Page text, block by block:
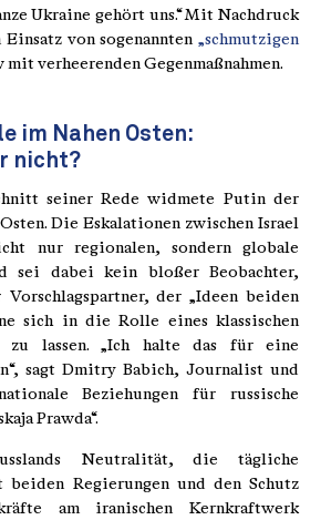
Ukraine gehört uns.“ Mit Nachdruck
von sogenannten „schmutzigen
verheerenden Gegenmaßnahmen.
im Nahen Osten:
nicht?
seiner Rede widmete Putin der
Die Eskalationen zwischen Israel
nur regionalen, sondern globale
sei dabei kein bloßer Beobachter,
der „Ideen beiden
sich in die Rolle eines klassischen
zu lassen. „Ich halte das für eine
sagt Dmitry Babich, Journalist und
Beziehungen für russische
Prawda“.
Neutralität, die tägliche
Regierungen und den Schutz
am iranischen Kernkraftwerk